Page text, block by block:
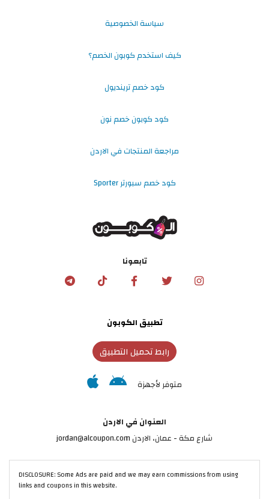
سياسة الخصوصية
كيف استخدم كوبون الخصم؟
كود خصم ترينديول
كود كوبون خصم نون
مراجعة المنتجات في الاردن
كود خصم سبورتر Sporter
تابعونا
تطبيق الكوبون
رابط تحميل التطبيق
متوفر لأجهزة
العنوان في الاردن
شارع مكة - عمان، الاردن jordan@alcoupon.com
DISCLOSURE: Some Ads are paid and we may earn commissions from using
links and coupons in this website.